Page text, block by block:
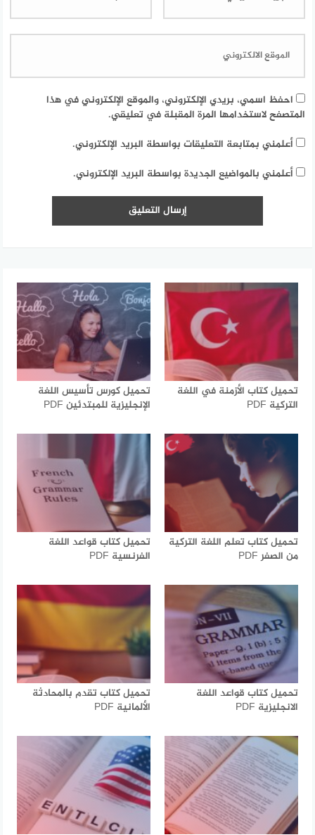
احفظ اسمي، بريدي الإلكتروني، والموقع الإلكتروني في هذا
المتصفح لاستخدامها المرة المقبلة في تعليقي.
أعلمني بمتابعة التعليقات بواسطة البريد الإلكتروني.
أعلمني بالمواضيع الجديدة بواسطة البريد الإلكتروني.
تحميل كتاب الأزمنة في اللغة
التركية PDF
تحميل كورس تأسيس اللغة
الإنجليزية للمبتدئين PDF
تحميل كتاب تعلم اللغة التركية
من الصفر PDF
تحميل كتاب قواعد اللغة
الفرنسية PDF
تحميل كتاب قواعد اللغة
الانجليزية PDF
تحميل كتاب تقدم بالمحادثة
الألمانية PDF